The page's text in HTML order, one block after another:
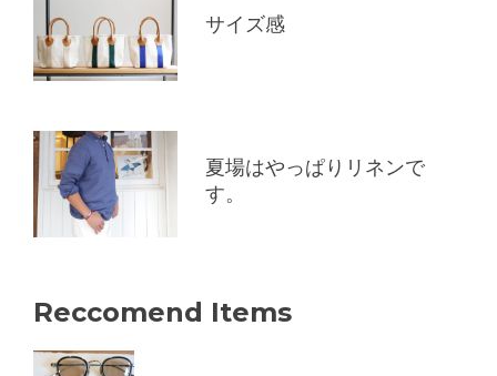
サイズ感
夏場はやっぱりリネンで
す。
Reccomend Items